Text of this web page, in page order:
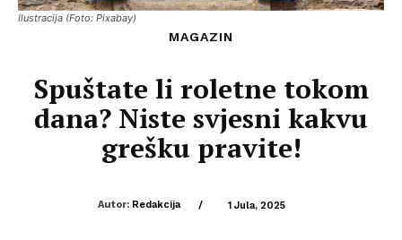
Ilustracija (Foto: Pixabay)
MAGAZIN
Spuštate li roletne tokom
dana? Niste svjesni kakvu
grešku pravite!
Autor: Redakcija / 1 Jula, 2025